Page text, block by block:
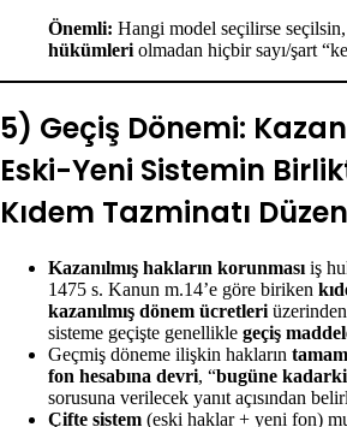
Önemli: Hangi model seçilirse seçilsin,
hükümleriolmadan hiçbir sayı/şart
5) Geçiş Dönemi:
Eski-Yeni Sistemin
Kıdem Tazminatı
Kazanılmış hakların korunması iş
1475 s. Kanun m.14’e göre biriken
kazanılmış dönem ücretleri
sisteme geçişte genellikle geçiş
Geçmiş döneme ilişkin hakların
fon hesabına devri, “bugüne kadarki
sorusuna verilecek yanıt açısından
Çifte sistem (eski haklar + yeni fon)